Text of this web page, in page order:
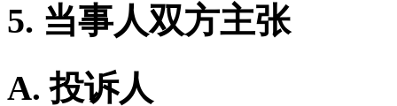
5. 当事人双方主张
A. 投诉人